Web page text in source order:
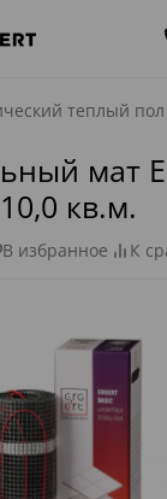
теплый пол
мат
кв.м.
В избранное К